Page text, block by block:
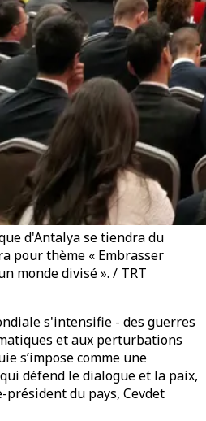
d'Antalya se tiendra du
pour thème « Embrasser
monde divisé ». / TRT
s'intensifie - des guerres
et aux perturbations
s’impose comme une
défend le dialogue et la paix,
président du pays, Cevdet